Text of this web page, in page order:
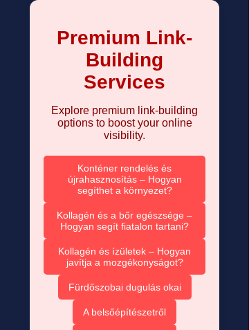
Premium Link-
Building
Services
Explore premium link-building
options to boost your online
visibility.
Konténer rendelés és
újrahasznosítás – Hogyan
segíthet a környezet?
Kollagén és a bőr egészsége –
Hogyan segít fiatalon tartani?
Kollagén és ízületek – Hogyan
javítja a mozgékonyságot?
Fürdőszobai dugulás okai
A belsőépítészetről